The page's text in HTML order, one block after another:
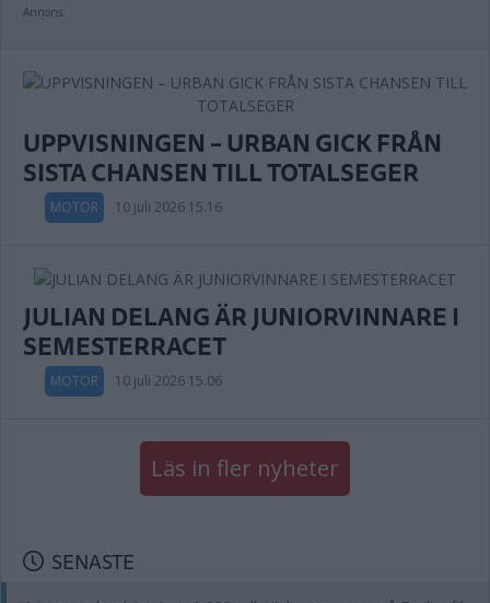
Annons:
UPPVISNINGEN – URBAN GICK FRÅN
SISTA CHANSEN TILL TOTALSEGER
MOTOR 10 juli 2026 15.16
JULIAN DELANG ÄR JUNIORVINNARE I
SEMESTERRACET
MOTOR 10 juli 2026 15.06
Läs in fler nyheter
SENASTE